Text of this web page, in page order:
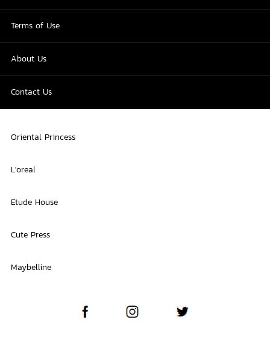
Terms of Use
About Us
Contact Us
Oriental Princess
L'oreal
Etude House
Cute Press
Maybelline